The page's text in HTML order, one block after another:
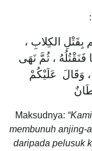
بِقَتْلِ الكِلابِ ،
فَنَقْتُلُهُ ، ثُمَّ نَهَى
، وَقَالَ عَلَيْكُمْ
Maksudnya:
membunuh anjing-
daripada pelusuk